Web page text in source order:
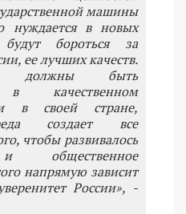
машины
нуждается в новых
бороться за
ее лучших качеств.
должны быть
в качественном
в своей стране,
создает все
чтобы развивалось
общественное
напрямую зависит
России», -